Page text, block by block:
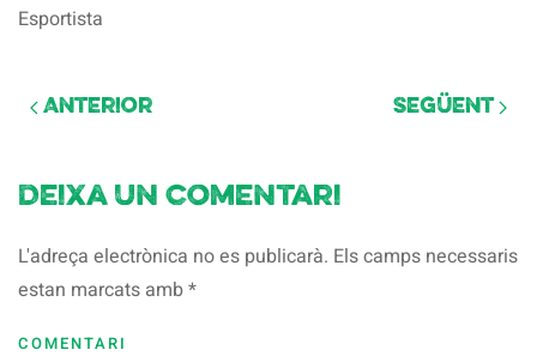
Esportista
Anterior Següent
Deixa un comentari
L'adreça electrònica no es publicarà. Els camps necessaris
estan marcats amb*
COMENTARI